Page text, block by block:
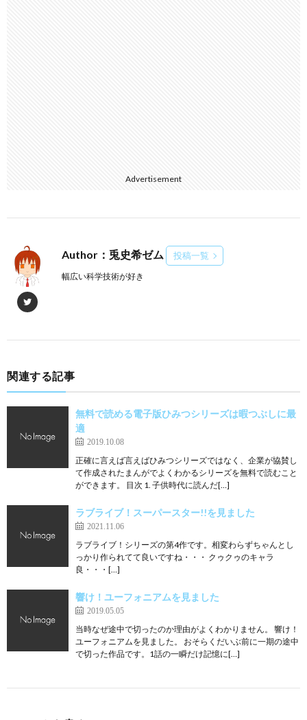
Advertisement
Author：兎史希ゼム 投稿一覧
幅広い科学技術が好き
関連する記事
無料で読める電子版ひみつシリーズは暇つぶしに最
適
2019.10.08
正確に言えば言えばひみつシリーズではなく、企業が協賛し
て作成されたまんがでよくわかるシリーズを無料で読むこと
ができます。 目次 1. 子供時代に読んだ[…]
ラブライブ！スーパースター!!を見ました
2021.11.06
ラブライブ！シリーズの第4作です。相変わらずちゃんとし
っかり作られてて良いですね・・・ クゥクゥのキャラ
良・・・[…]
響け！ユーフォニアムを見ました
2019.05.05
当時なぜ途中で切ったのか理由がよくわかりません。 響け！
ユーフォニアムを見ました。 おそらくだいぶ前に一期の途中
で切った作品です。1話の一瞬だけ記憶に[…]